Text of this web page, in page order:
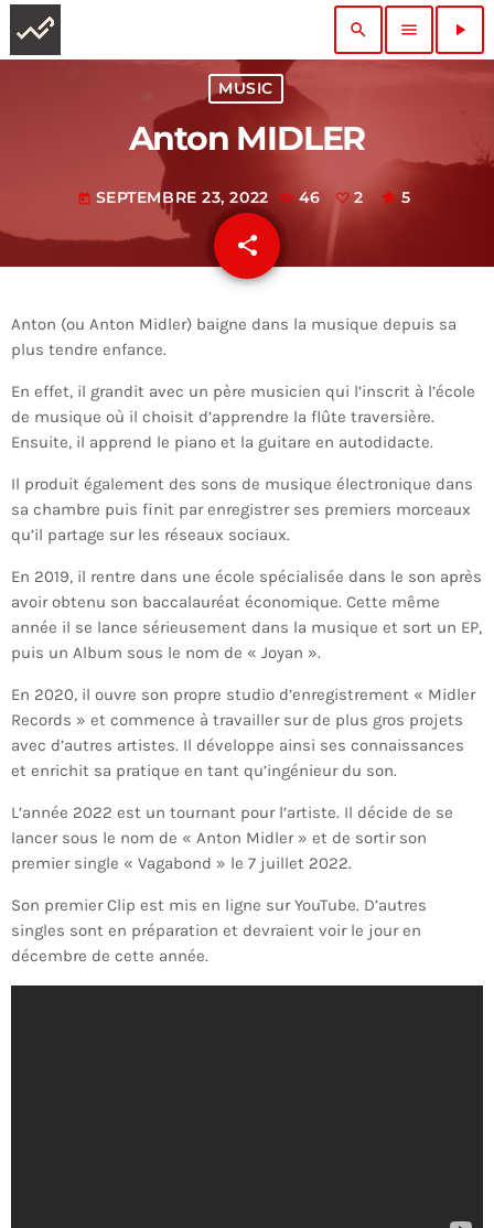
search menu play_arrow
MUSIC
Anton MIDLER
today SEPTEMBRE 23, 2022 46 2 5
share
email
Anton (ou Anton Midler) baigne dans la musique depuis sa
plus tendre enfance.
En effet, il grandit avec un père musicien qui l’inscrit à l’école
de musique où il choisit d’apprendre la flûte traversière.
Ensuite, il apprend le piano et la guitare en autodidacte.
Il produit également des sons de musique électronique dans
sa chambre puis finit par enregistrer ses premiers morceaux
qu’il partage sur les réseaux sociaux.
En 2019, il rentre dans une école spécialisée dans le son après
avoirobtenu son baccalauréat économique. Cette même
année il se lance sérieusement dans la musique et sort un EP,
puis un Album sous le nom de « Joyan ».
En 2020, il ouvre son propre studio d’enregistrement « Midler
Records » et commence à travailler sur de plus gros projets
avec d’autres artistes. Il développe ainsi ses connaissances
et enrichit sa pratique en tant qu’ingénieur du son.
L’année 2022 est un tournant pour l’artiste. Il décide de se
lancer sous le nom de « Anton Midler » et de sortir son
premier single « Vagabond » le 7 juillet 2022.
Son premier Clip est mis en ligne sur YouTube. D’autres
singles sont en préparation et devraient voir le jour en
décembre de cette année.